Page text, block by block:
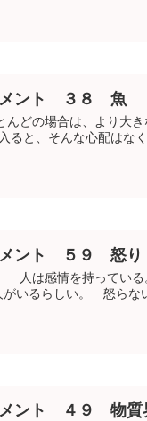
メント ３８ 魚
どの場合は、より大
、そんな心配はなく
メント ５９ 怒り
は感情を持っている
いるらしい。 怒らな
ント ４９ 物質